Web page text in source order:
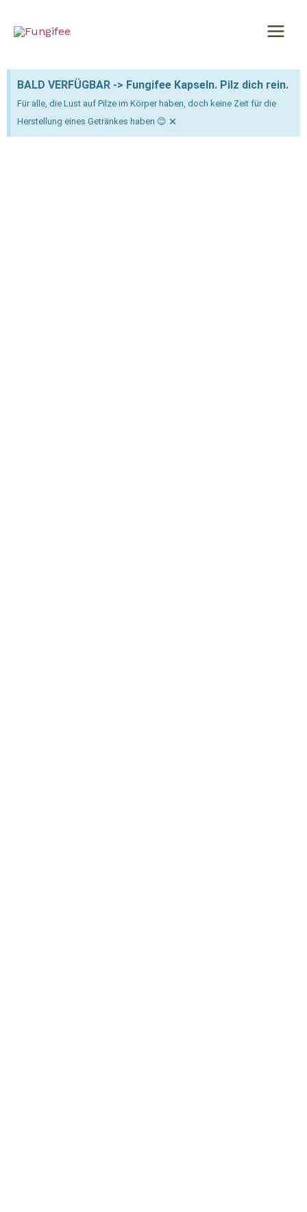
Inhalt
BALD VERFÜGBAR -> Fungifee Kapseln. Pilz dich rein.
Für alle, die Lust auf Pilze im Körper haben, doch keine Zeit für die
Herstellung eines Getränkes haben 😉 ×